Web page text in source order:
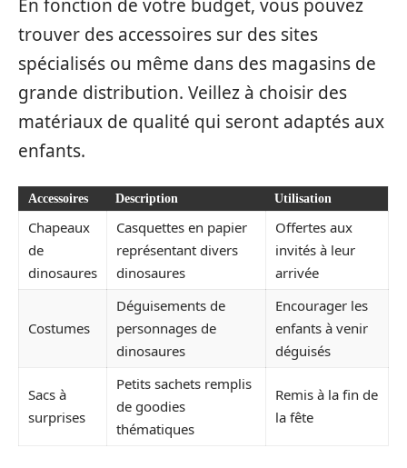
En fonction de votre budget, vous pouvez
trouver des accessoires sur des sites
spécialisés ou même dans des magasins de
grande distribution. Veillez à choisir des
matériaux de qualité qui seront adaptés aux
enfants.
Accessoires Description Utilisation
Chapeaux
de
dinosaures
Casquettes en papier
représentant divers
dinosaures
Offertes aux
invités à leur
arrivée
Costumes
Déguisements de
personnages de
dinosaures
Encourager les
enfants à venir
déguisés
Sacs à
surprises
Petits sachets remplis
de goodies
thématiques
Remis à la fin de
la fête